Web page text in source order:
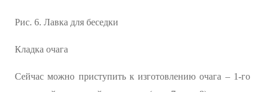
Рис. 6. Лавка для беседки
Кладка очага
Сейчас можно приступить к изготовлению очага – 1-го